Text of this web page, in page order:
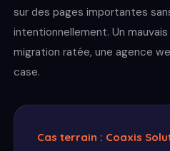
sur des pages importantes
intentionnellement. Un
migration ratée, une agence
case.
Cas terrain : Coaxis